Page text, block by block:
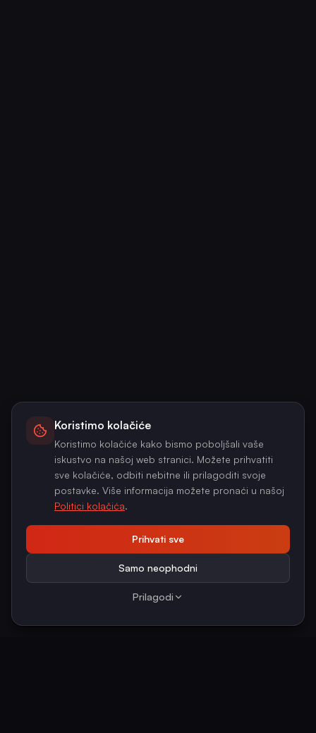
Koristimo kolačiće
Koristimo kolačiće kako bismo poboljšali vaše
iskustvo na našoj web stranici. Možete prihvatiti
sve kolačiće, odbiti nebitne ili prilagoditi svoje
postavke. Više informacija možete pronaći u našoj
Politici kolačića.
Prihvati sve
Samo neophodni
Prilagodi